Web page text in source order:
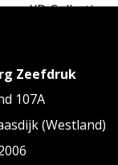
XD Collection
Vanaf€ 6,53tot € 7,37
Zeefdruk
107A
(Westland)